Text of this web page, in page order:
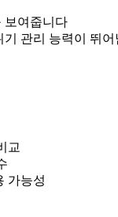
보여줍니다
관리 능력이 뛰어
교
가능성